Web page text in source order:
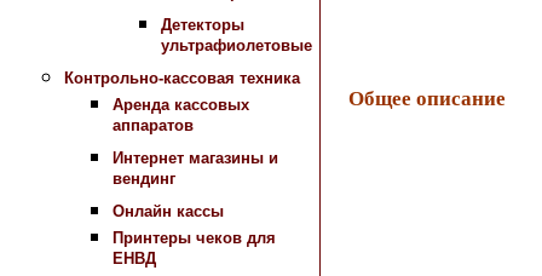
Детекторы
ультрафиолетовые
Контрольно-кассовая техника
Аренда кассовых
аппаратов
Интернет магазины и
вендинг
Онлайн кассы
Принтеры чеков для
ЕНВД
Общее описание